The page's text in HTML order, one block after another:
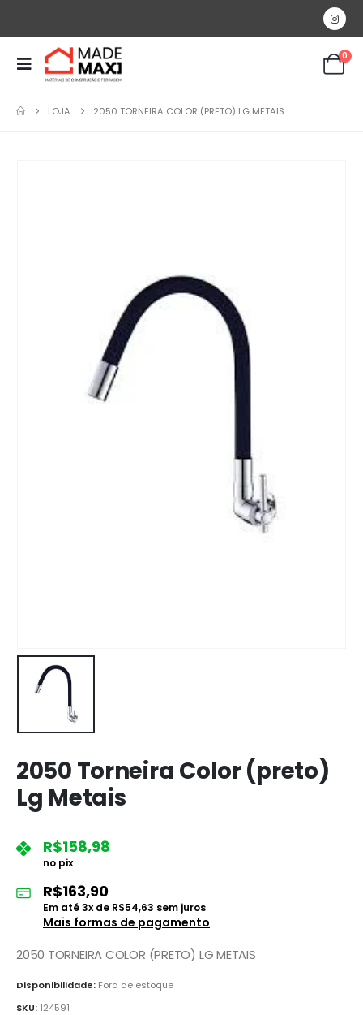
0
LOJA 2050 TORNEIRA COLOR (PRETO) LG METAIS
2050 Torneira Color (preto)
Lg Metais
R$158,98
no pix
R$163,90
Em até3x de R$54,63 sem juros
Mais formas de pagamento
2050 TORNEIRA COLOR (PRETO) LG METAIS
Disponibilidade: Fora de estoque
SKU: 124591